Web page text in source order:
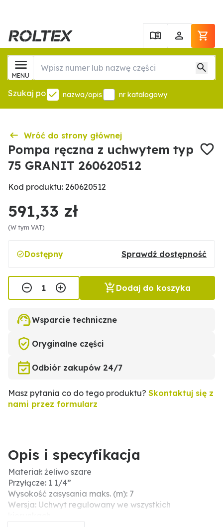
MENU
Szukaj po nazwa/opis nr katalogowy
Wróć do strony głównej
Pompa ręczna z uchwytem typ
75 GRANIT 260620512
Kod produktu: 260620512
591,33 zł
(W tym VAT)
Dostępny Sprawdź dostępność
Dodaj do koszyka
Wsparcie techniczne
Oryginalne części
Odbiór zakupów 24/7
Masz pytania co do tego produktu? Skontaktuj się z
nami przez formularz
Opis i specyfikacja
Materiał: żeliwo szare
Przyłącze: 1 1/4”
Wysokość zasysania maks. (m): 7
Wersja: Uchwyt regulowany we wszystkich